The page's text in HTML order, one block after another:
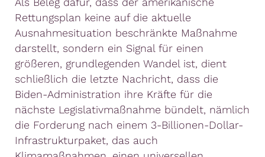
Rettungsplan keine auf die aktuelle
Ausnahmesituation beschränkte Maßnahme
darstellt, sondern ein Signal für einen
größeren, grundlegenden Wandel ist, dient
schließlich die letzte Nachricht, dass die
Biden-Administration ihre Kräfte für die
nächste Legislativmaßnahme bündelt, nämlich
die Forderung nach einem 3-Billionen-Dollar-
Infrastrukturpaket, das auch